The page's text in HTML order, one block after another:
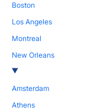
Boston
Los Angeles
Montreal
New Orleans
Amsterdam
Athens